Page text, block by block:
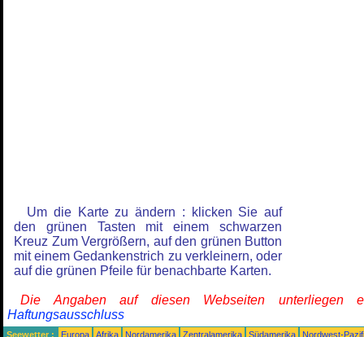
Um die Karte zu ändern : klicken Sie auf
den grünen Tasten mit einem schwarzen
Kreuz Zum Vergrößern, auf den grünen Button
mit einem Gedankenstrich zu verkleinern, oder
auf die grünen Pfeile für benachbarte Karten.
Die Angaben auf diesen Webseiten unterliegen
Haftungsausschluss
Seewetter : Europa Afrika Nordamerika Zentralamerika Südamerika
Nordwest-